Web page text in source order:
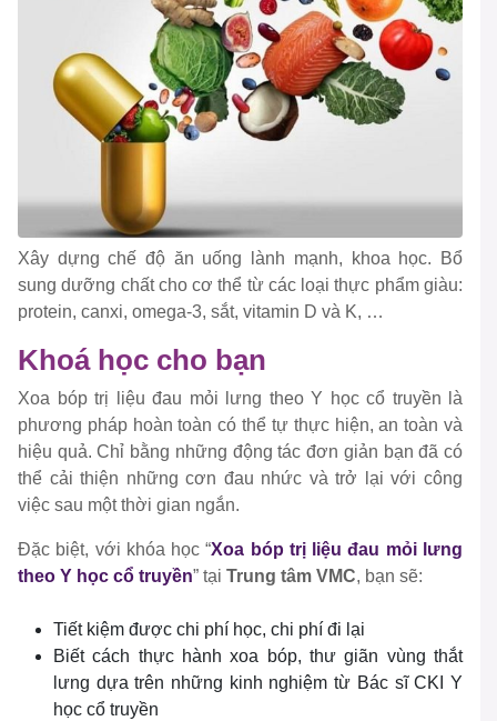
Xây dựng chế độ ăn uống lành mạnh, khoa học. Bổ
sung dưỡng chất cho cơ thể từ các loại thực phẩm giàu:
protein, canxi, omega-3, sắt, vitamin D và K, …
Khoá học cho bạn
Xoa bóp trị liệu đau mỏi lưng theo Y học cổ truyền là
phương pháp hoàn toàn có thể tự thực hiện, an toàn và
hiệu quả. Chỉ bằng những động tác đơn giản bạn đã có
thể cải thiện những cơn đau nhức và trở lại với công
việc sau một thời gian ngắn.
Đặc biệt, với khóa học “Xoa bóp trị liệu đau mỏi lưng
theo Y học cổ truyền” tại Trung tâm VMC, bạn sẽ:
Tiết kiệm được chi phí học, chi phí đi lại
Biết cách thực hành xoa bóp, thư giãn vùng thắt
lưng dựa trên những kinh nghiệm từ Bác sĩ CKI Y
học cổ truyền